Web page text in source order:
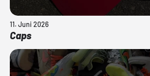
11. Juni 2026
Caps